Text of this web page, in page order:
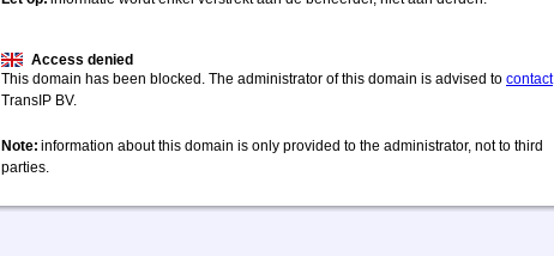
Access denied
This domain has been blocked. The administrator of this domain is advised to contact
TransIP BV.
Note: information about this domain is only provided to the administrator, not to third
parties.